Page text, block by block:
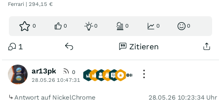
Ferrari | 294,15 €
0 0 0 0 0 0
1 Zitieren
ar13pk
0
28.05.26 10:47:31
Antwort auf NickelChrome 28.05.26 10:23:34 Uhr